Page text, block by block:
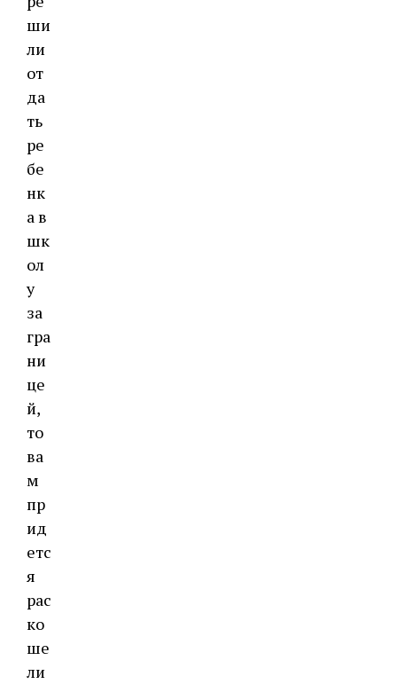
ши
ли
от
да
ть
ре
бе
нк
а в
шк
ол
у
за
гра
ни
це
й,
то
ва
м
пр
ид
етс
я
рас
ко
ше
ли